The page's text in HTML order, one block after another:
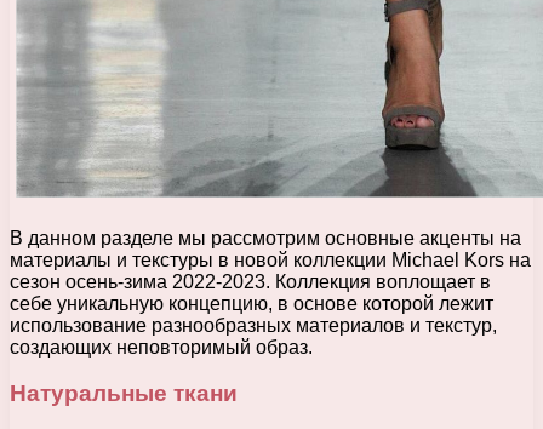
В данном разделе мы рассмотрим основные акценты на
материалы и текстуры в новой коллекции Michael Kors на
сезон осень-зима 2022-2023. Коллекция воплощает в
себе уникальную концепцию, в основе которой лежит
использование разнообразных материалов и текстур,
создающих неповторимый образ.
Натуральные ткани